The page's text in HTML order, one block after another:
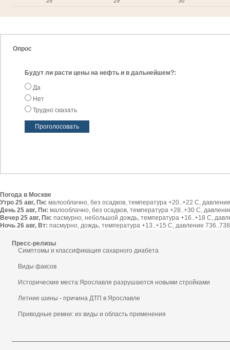
Опрос
Будут ли расти цены на нефть и в дальнейшем?:
Да
Нет
Трудно сказать
Погода в Москве
Утро 25 авг, Пн: малооблачно, без осадков, температура +20..+22 С,
День 25 авг, Пн: малооблачно, без осадков, температура +28..+30 С,
Вечер 25 авг, Пн: пасмурно, небольшой дождь, температура +16..+18 С,
Ночь 26 авг, Вт: пасмурно, дождь, температура +13..+15 С, давление
Пресс-релизы
Симптомы и классификация сахарного диабета
Виды факсов
Исторические места Ярославля разрушаются новыми стройками
Летние шины - причина ДТП в Ярославле
Приводные ремни: их виды и область применения